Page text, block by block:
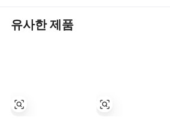
유사한 제품